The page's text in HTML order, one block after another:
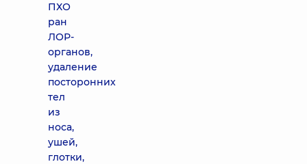
ПХО
ран
ЛОР-
органов,
удаление
посторонних
тел
из
носа,
ушей,
глотки,